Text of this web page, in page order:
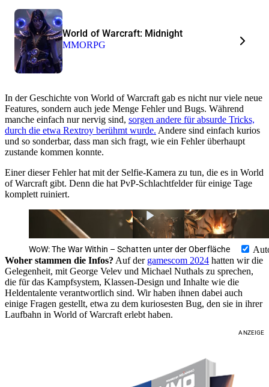
World of Warcraft: Midnight
MMORPG
In der Geschichte von World of Warcraft gab es nicht nur viele neue
Features, sondern auch jede Menge Fehler und Bugs. Während
manche einfach nur nervig sind, sorgen andere für absurde Tricks,
durch die etwa Rextroy berühmt wurde. Andere sind einfach kurios
und so sonderbar, dass man sich fragt, wie ein Fehler überhaupt
zustande kommen konnte.
Einer dieser Fehler hat mit der Selfie-Kamera zu tun, die es in World
of Warcraft gibt. Denn die hat PvP-Schlachtfelder für einige Tage
komplett ruiniert.
WoW: The War Within – Schatten unter der Oberfläche
Woher stammen die Infos? Auf der gamescom 2024 hatten wir die
Gelegenheit, mit George Velev und Michael Nuthals zu sprechen,
die für das Kampfsystem, Klassen-Design und Inhalte wie die
Heldentalente verantwortlich sind. Wir haben ihnen dabei auch
einige Fragen gestellt, etwa zu dem kuriosesten Bug, den sie in ihrer
Laufbahn in World of Warcraft erlebt haben.